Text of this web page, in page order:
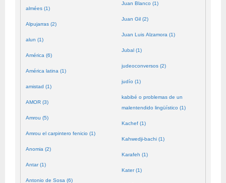
almées (1)
Alpujarras (2)
alun (1)
América (6)
América latina (1)
amistad (1)
AMOR (3)
Amrou (5)
Amrou el carpintero fenicio (1)
Anomia (2)
Antar (1)
Antonio de Sosa (6)
Juan Blanco (1)
Juan Gil (2)
Juan Luis Alzamora (1)
Jubal (1)
judeoconversos (2)
judío (1)
kabibé o problemas de un
malentendido lingüístico (1)
Kachef (1)
Kahwedji-bachi (1)
Karafeh (1)
Kater (1)